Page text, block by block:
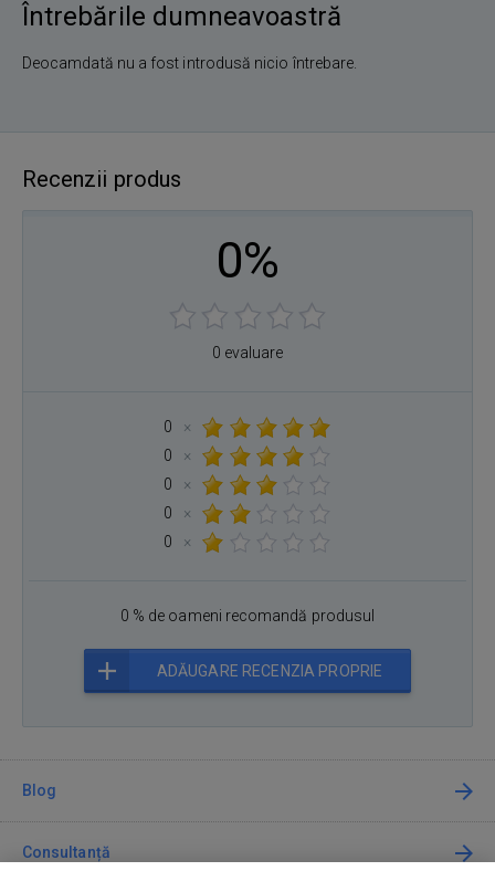
Întrebările dumneavoastră
Deocamdată nu a fost introdusă nicio întrebare.
Recenzii produs
0%
0 evaluare
0
×
0
×
0
×
0
×
0
×
0 % de oameni recomandă produsul
ADĂUGARE RECENZIA PROPRIE
Blog
Consultanță